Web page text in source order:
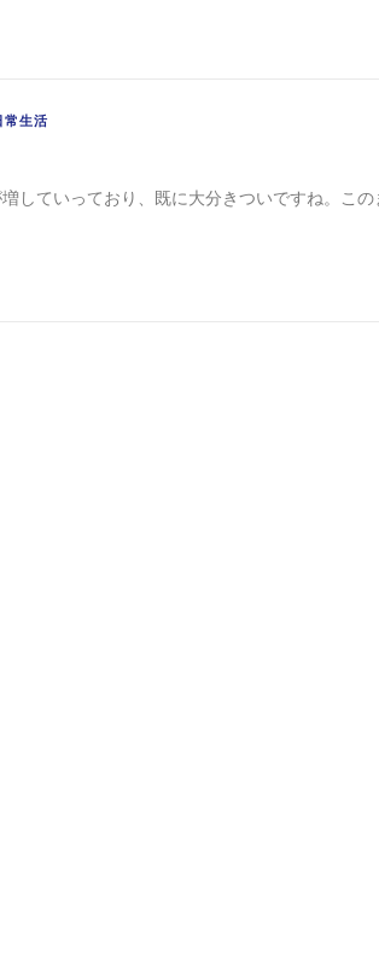
常生活
していっており、既に大分きついですね。こ